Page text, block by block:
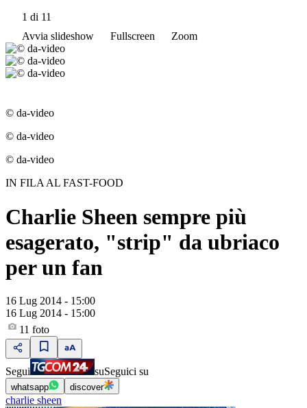
1 di 11
Avvia slideshow
Fullscreen Zoom
© da-video
© da-video
© da-video
IN FILA AL FAST-FOOD
Charlie Sheen sempre più
esagerato, "strip" da ubriaco
per un fan
16 Lug 2014 - 15:00
16 Lug 2014 - 15:00
11 foto
Segui suSeguici su
whatsapp discover
charlie sheen